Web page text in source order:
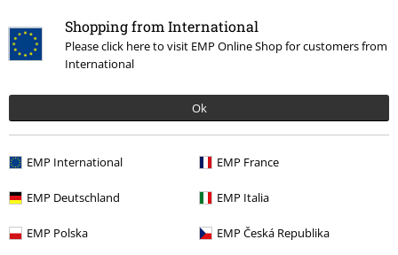
Shopping from International
Please click here to visit EMP Online Shop for customers from
International
Ok
EMP International EMP France
EMP Deutschland EMP Italia
EMP Polska EMP Česká Republika
Napísať hodnotenie
Naposledy navštívené